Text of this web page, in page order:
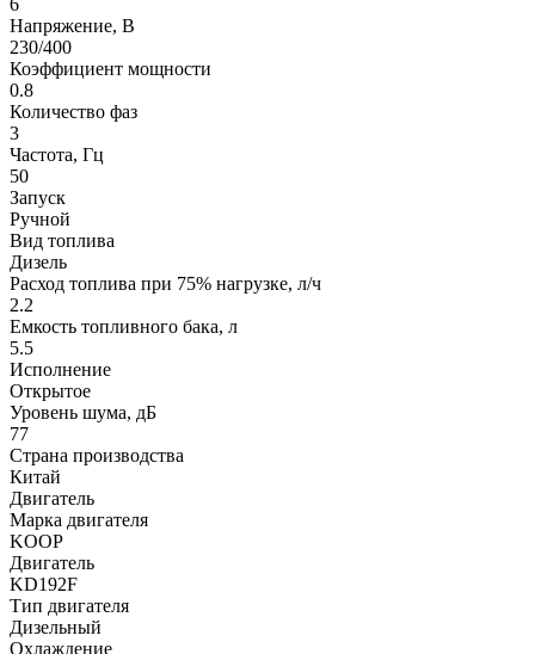
Напряжение, В
230/400
Коэффициент мощности
0.8
Количество фаз
3
Частота, Гц
50
Запуск
Ручной
Вид топлива
Дизель
Расход топлива при 75% нагрузке, л/ч
2.2
Емкость топливного бака, л
5.5
Исполнение
Открытое
Уровень шума, дБ
77
Страна производства
Китай
Двигатель
Марка двигателя
KOOP
Двигатель
KD192F
Тип двигателя
Дизельный
Охлаждение